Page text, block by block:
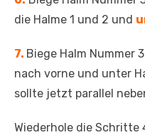
die Halme 1 und 2 und
7. Biege Halm Nummer
nach vorne und unter
sollte jetzt parallel
Wiederhole die Schritte